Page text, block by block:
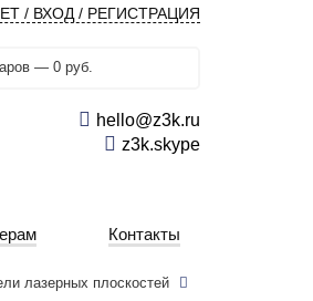
/ ВХОД / РЕГИСТРАЦИЯ
— 0 руб.
hello@z3k.ru
z3k.skype
Контакты
лазерных плоскостей